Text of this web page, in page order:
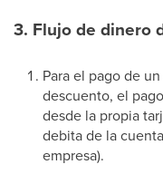
3. Flujo de dinero
Para el pago de
descuento, el
desde la propia
debita de la
empresa).